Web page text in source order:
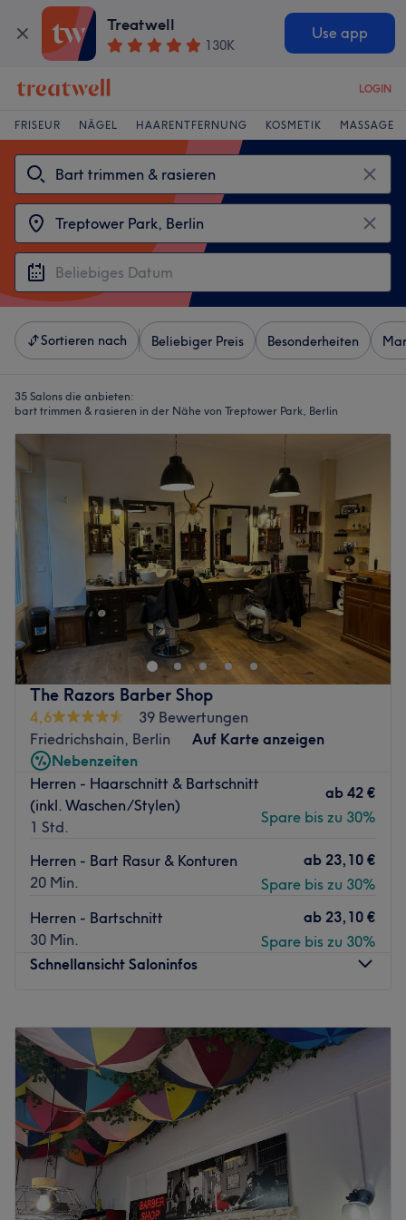
Treatwell
130K
Use app
LOGIN
FRISEUR NÄGEL HAARENTFERNUNG KOSMETIK MASSAGE
Sortieren nach Beliebiger Preis Besonderheiten
35 Salons die anbieten:
bart trimmen & rasieren in der Nähe von Treptower Park, Berlin
The Razors Barber Shop
4,6
39 Bewertungen
Friedrichshain, Berlin
Auf Karte anzeigen
Nebenzeiten
Herren - Haarschnitt & Bartschnitt
(inkl. Waschen/Stylen)
1 Std.
ab 42 €
Spare bis zu 30%
Herren - Bart Rasur & Konturen
20 Min.
ab 23,10 €
Spare bis zu 30%
Herren - Bartschnitt
30 Min.
ab 23,10 €
Spare bis zu 30%
Schnellansicht Saloninfos
Dienstag
10:00–21:00
Mittwoch
10:00–21:00
Donnerstag
Freitag
21:00
Samstag
10:00
Sonntag
Geschlossen
Willkommen bei The Razors in Berlin. Dieser Barbershop
bietet dir erstklassige Behandlungen mit hochwertigen